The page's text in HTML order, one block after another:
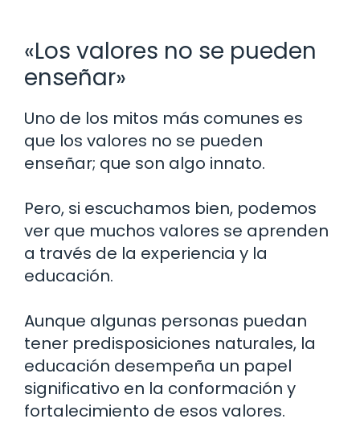
«Los valores no se pueden
enseñar»
Uno de los mitos más comunes es
que los valores no se pueden
enseñar; que son algo innato.
Pero, si escuchamos bien, podemos
ver que muchos valores se aprenden
a través de la experiencia y la
educación.
Aunque algunas personas puedan
tener predisposiciones naturales, la
educación desempeña un papel
significativo en la conformación y
fortalecimiento de esos valores.